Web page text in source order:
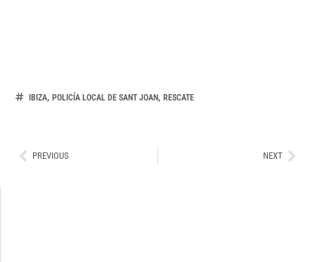
IBIZA, POLICÍA LOCAL DE SANT JOAN, RESCATE
AntPREVIOUS NEXT